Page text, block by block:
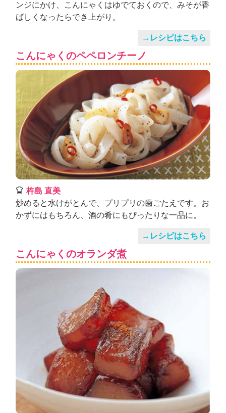
ンジにかけ、こんにゃくはゆでておくので、みそが香
ばしくなったらでき上がり。
→レシピはこちら
こんにゃくのペペロンチーノ
杵島 直美
炒めると水けがとんで、プリプリの歯ごたえです。お
かずにはもちろん、酒の肴にもぴったりな一品に。
→レシピはこちら
こんにゃくのオランダ煮